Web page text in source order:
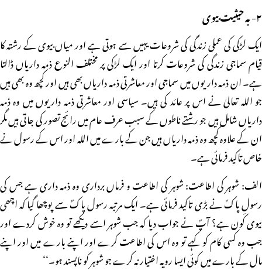
۲- بہ حیثیت بیوی
ایک لڑکی کی عملی زندگی کی شروعات یہیں سے ہوتی ہے اور میاں بیوی کے رشتہ کا
قیام سماجی زندگی کی شروعات کرتا اور ایک لڑکی پر مختلف النوع ذمہ داریاں ڈالتا
ہے۔ ان ذمہ داریوں میں سماجی اور معاشرتی ذمہ داریاں بھی ہیں اور کچھ وہ بھی ہیں
جو اللہ تعالیٰ نے اس پر عائد کی ہیں۔ سیاسی اور معاشرتی ذمہ داریوں میں وہ ذمہ
داریاں شامل ہیں جو رشتے ناطوں کے سبب عرف عام میں رائج تصور کی جاتی ہیں مگر
ان کے علاوہ کچھ وہ ذمہ داریاں ہیں جن کے بارے میں اللہ اور اس کے رسول نے
خاص تاکید فرمائی ہے۔
الف: شوہر کی اطاعت: شوہر کی اطاعت و فرماں برداری وہ ذمہ داری ہے جس کی
رسولِ پاکؐ نے بڑی تاکید فرمائی ہے۔ ایک مرتبہ رسول پاکؐ سے پوچھا گیا کہ اچھی
بیوی کون ہے؟ آپؐ نے جواب دیا کہ جب شوہر اسے دیکھے تو وہ خوش کردے اور
جب وہ کسی کام کو کہے تو وہ اس کی اطاعت کرے اور اپنے بارے میں اور اپنے
مال کے بارے میں کوئی ایسا رویہ اختیار نہ کرے جو شوہر کو ناپسند ہو۔‘‘